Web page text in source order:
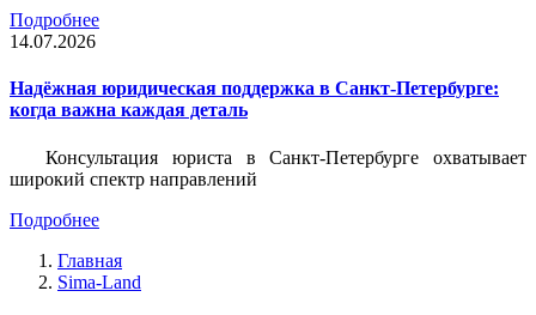
Подробнее
14.07.2026
Надёжная юридическая поддержка в Санкт-Петербурге:
когда важна каждая деталь
Консультация юриста в Санкт-Петербурге охватывает
широкий спектр направлений
Подробнее
Главная
Sima-Land